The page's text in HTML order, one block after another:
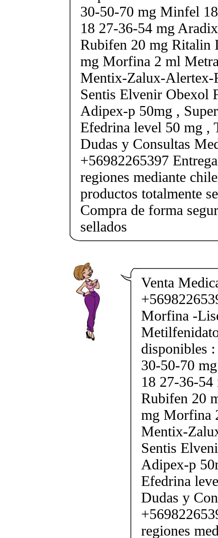
30-50-70 mg Minfel
18 27-36-54 mg
Rubifen 20 mg Ritalin
mg Morfina 2 ml
Mentix-Zalux-Alertex-
Sentis Elvenir Obexol
Adipex-p 50mg ,
Efedrina level 50 mg ,
Dudas y Consultas
+56982265397
regiones mediante
productos totalmente
Compra de forma
sellados
Venta
Morfina -
disponibles
30-50-70
18 27-36-
Rubifen 20
mg Morfina
Mentix-
Sentis
Adipex-p
Efedrina
Dudas y
regiones